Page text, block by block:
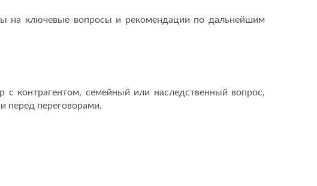
на ключевые вопросы и рекомендации по дальнейшим
контрагентом, семейный или наследственный вопрос,
перед переговорами.